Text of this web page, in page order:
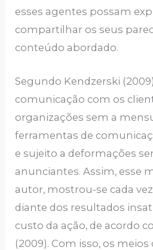
esses agentes possam
compartilhar os seus
conteúdo abordado.
Segundo Kendzerski
comunicação com os
organizações sem a
ferramentas de
e sujeito a deformações
anunciantes. Assim, esse
autor, mostrou-se cada
diante dos resultados
custo da ação, de acordo
(2009). Com isso, os